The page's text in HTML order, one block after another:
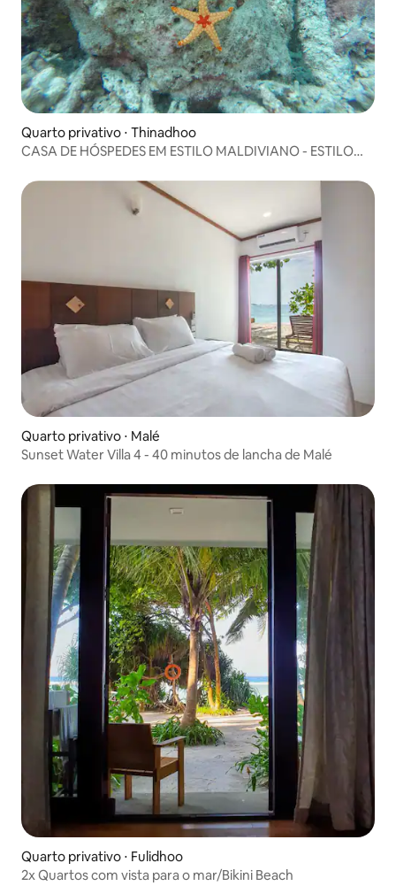
Quarto privativo ⋅ Thinadhoo
CASA DE HÓSPEDES EM ESTILO MALDIVIANO - ESTILO
Quarto privativo ⋅ Malé
Sunset Water Villa 4 - 40 minutos de lancha de Malé
Quarto privativo ⋅ Fulidhoo
2x Quartos com vista para o mar/Bikini Beach